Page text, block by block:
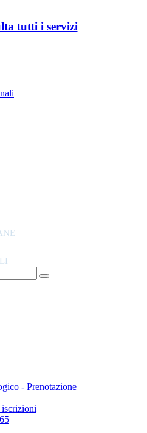
tutti i servizi
- Prenotazione
iscrizioni